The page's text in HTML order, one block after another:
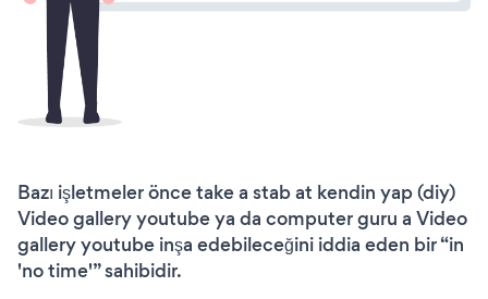
Bazı işletmeler önce take a stab at kendin yap (diy)
Video gallery youtube ya da computer guru a Video
gallery youtube inşa edebileceğini iddia eden bir “in
'no time'” sahibidir.